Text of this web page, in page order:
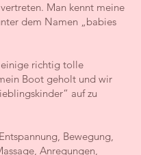
Man kennt meine
dem Namen „babies
richtig tolle
Boot geholt und wir
auf zu
Bewegung,
Anregungen,